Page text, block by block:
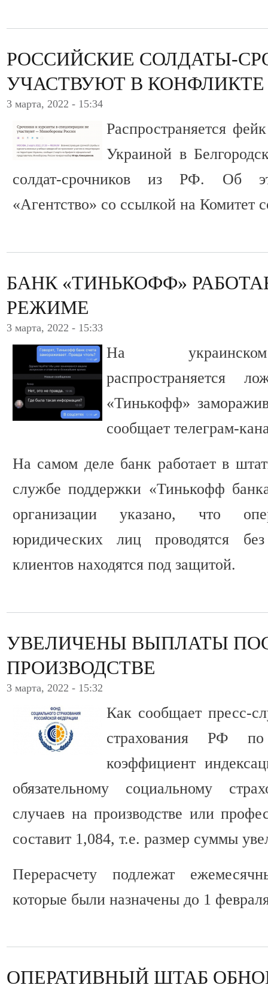
РОССИЙСКИЕ СОЛДАТЫ-
УЧАСТВУЮТ В КОНФЛИКТЕ
3 марта, 2022 - 15:34
Распространяется
Украиной в
солдат-срочников из РФ. Об
«Агентство» со ссылкой на Комитет
БАНК «ТИНЬКОФФ»
РЕЖИМЕ
3 марта, 2022 - 15:33
На украинском
«Тинькофф»
сообщает телеграм-
На самом деле банк работает в
службе поддержки «Тинькофф
организации указано, что
юридических лиц проводятся
клиентов находятся под защитой.
УВЕЛИЧЕНЫ ВЫПЛАТЫ
ПРОИЗВОДСТВЕ
3 марта, 2022 - 15:32
Как сообщает пресс-
страхования РФ
коэффициент
обязательному социальному
случаев на производстве или
составит 1,084, т.е. размер суммы
Перерасчету подлежат
которые были назначены до 1
ОПЕРАТИВНЫЙ ШТАБ